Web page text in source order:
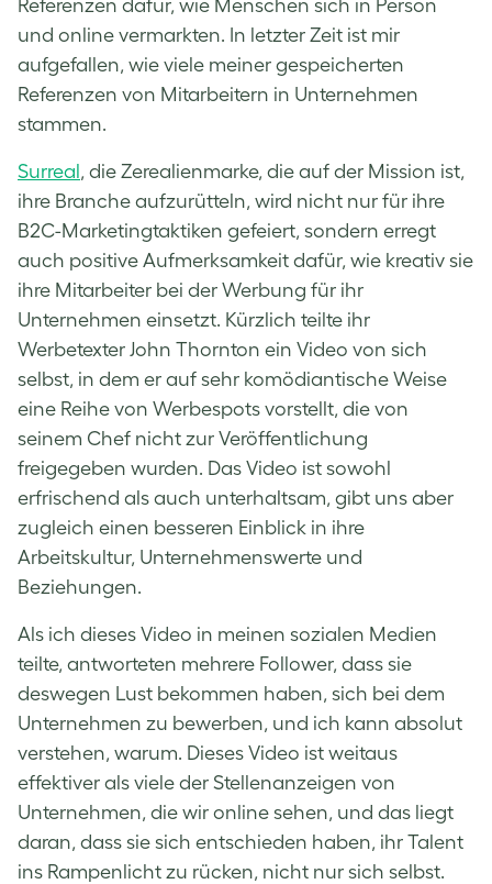
Referenzen dafür, wie Menschen sich in Person
und online vermarkten. In letzter Zeit ist mir
aufgefallen, wie viele meiner gespeicherten
Referenzen von Mitarbeitern in Unternehmen
stammen.
Surreal, die Zerealienmarke, die auf der Mission ist,
ihre Branche aufzurütteln, wird nicht nur für ihre
B2C-Marketingtaktiken gefeiert, sondern erregt
auch positive Aufmerksamkeit dafür, wie kreativ sie
ihre Mitarbeiter bei der Werbung für ihr
Unternehmen einsetzt. Kürzlich teilte ihr
Werbetexter John Thornton ein Video von sich
selbst, in dem er auf sehr komödiantische Weise
eine Reihe von Werbespots vorstellt, die von
seinem Chef nicht zur Veröffentlichung
freigegeben wurden. Das Video ist sowohl
erfrischend als auch unterhaltsam, gibt uns aber
zugleich einen besseren Einblick in ihre
Arbeitskultur, Unternehmenswerte und
Beziehungen.
Als ich dieses Video in meinen sozialen Medien
teilte, antworteten mehrere Follower, dass sie
deswegen Lust bekommen haben, sich bei dem
Unternehmen zu bewerben, und ich kann absolut
verstehen, warum. Dieses Video ist weitaus
effektiver als viele der Stellenanzeigen von
Unternehmen, die wir online sehen, und das liegt
daran, dass sie sich entschieden haben, ihr Talent
ins Rampenlicht zu rücken, nicht nur sich selbst.